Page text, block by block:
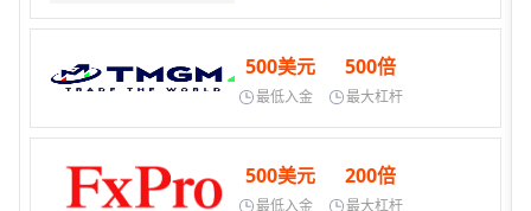
500美元
最低入金
500倍
最大杠杆
500美元
最低入金
200倍
最大杠杆